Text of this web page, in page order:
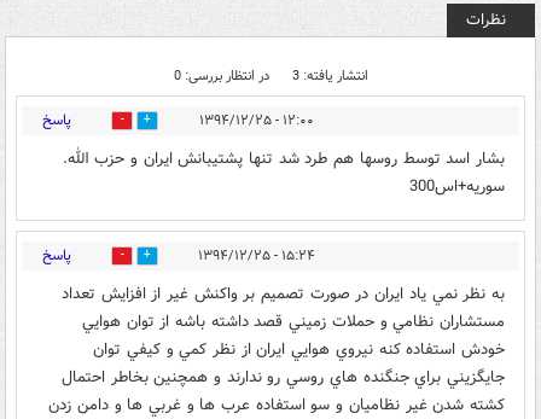
نظرات
انتشار یافته: 3 در انتظار بررسی: 0
۱۲:۰۰ - ۱۳۹۴/۱۲/۲۵ 0 پاسخ
بشار اسد توسط روسها هم طرد شد تنها پشتیبانش ایران و حزب الله.
سوریه+اس300
۱۵:۲۴ - ۱۳۹۴/۱۲/۲۵ 0 پاسخ
به نظر نمي ياد ايران در صورت تصميم بر واكنش غير از افزايش تعداد
مستشاران نظامي و حملات زميني قصد داشته باشه از توان هوايي
خودش استفاده كنه نيروي هوايي ايران از نظر كمي و كيفي توان
جايگزيني براي جنگنده هاي روسي رو ندارند و همچنين بخاطر احتمال
كشته شدن غير نظاميان و سو استفاده عرب ها و غربي ها و دامن زدن